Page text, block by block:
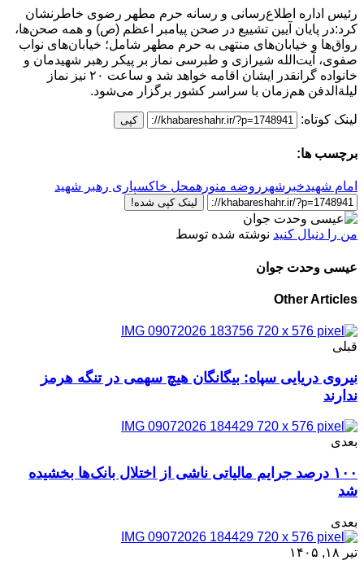
رئیس اداره اطلاع‌رسانی و رسانه حرم مطهر رضوی خاطرنشان
کرد:در پایان آیین تشییع در صحن پیامبر اعظم (ص) و همه صحن‌ها،
رواق‌ها و خیابان‌های منتهی به حرم مطهر شامل؛ خیابان‌های نواب
صفوی، آیت‌الله شیرازی و طبرسی نماز بر پیکر رهبر شهیدمان و
خانواده گرانقدر ایشان اقامه خواهد شد و ساعت ۲۰ نیز نماز
لیلة‌الدفن هم‌زمان با سراسر کشور برگزار می‌شود.
لینک کوتاه: کپی
برچسب ها:
امام شهیدخبرشهر روضه منورهمحل خاکسپاری رهبر شهید
لینک کپی شده!
من را دنبال کنید نوشته شده توسط
عیسی وحدت جوان
Other Articles
قبلی
نیروی دریایی سپاه: بیگانگان هیچ سهمی در تنگه هرمز
ندارند
بعدی
۱۰۰ درصد جرایم مالیاتی ناشی از اختلال بانک‌ها بخشیده
شد
بعدی
تیر ۱۸, ۱۴۰۵